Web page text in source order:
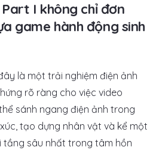
I không chỉ đơn
game hành động sinh
là một trải nghiệm điện ảnh
rõ ràng cho việc video
sánh ngang điện ảnh trong
tạo dựng nhân vật và kể một
tầng sâu nhất trong tâm hồn